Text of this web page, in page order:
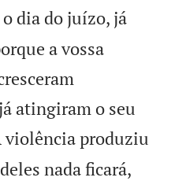
dia do juízo, já
a vossa
atingiram o seu
violência produziu
nada ficará,